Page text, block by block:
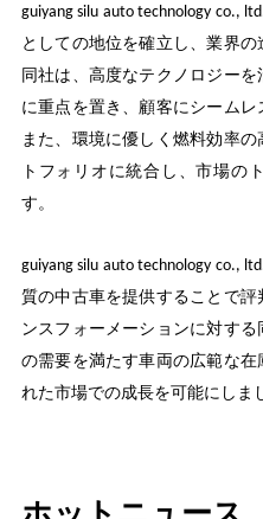
guiyang silu auto technology co.,
としての地位を確立し、業界の
同社は、高度なテクノロジー
に重点を置き、顧客にシームレ
また、環境に優しく燃料効率
トフォリオに統合し、市場の
す。
guiyang silu auto technology co.,
質の中古車を提供することで
ンスフォーメーションに対す
の需要を満たす車両の広範な
れた市場での成長を可能にしま
ホットニュース